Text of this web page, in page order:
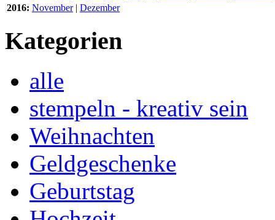
2016: November| Dezember
Kategorien
alle
stempeln - kreativ sein
Weihnachten
Geldgeschenke
Geburtstag